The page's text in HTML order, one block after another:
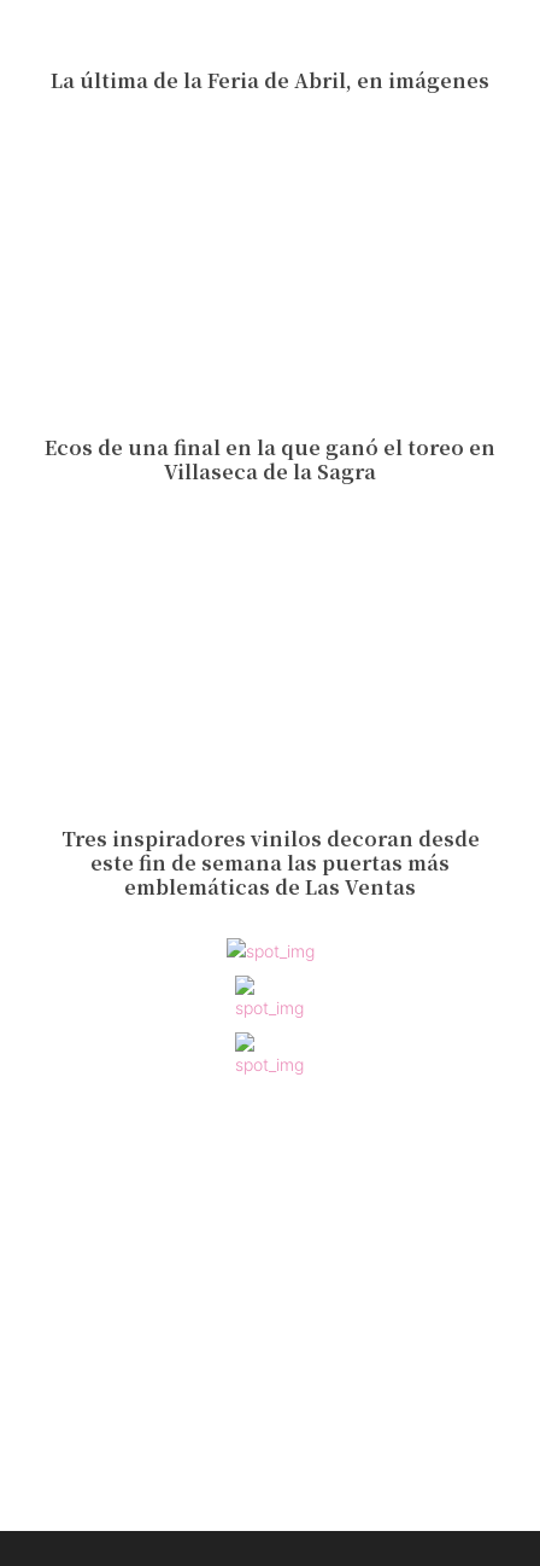
La última de la Feria de Abril, en imágenes
Ecos de una final en la que ganó el toreo en
Villaseca de la Sagra
Tres inspiradores vinilos decoran desde
este fin de semana las puertas más
emblemáticas de Las Ventas